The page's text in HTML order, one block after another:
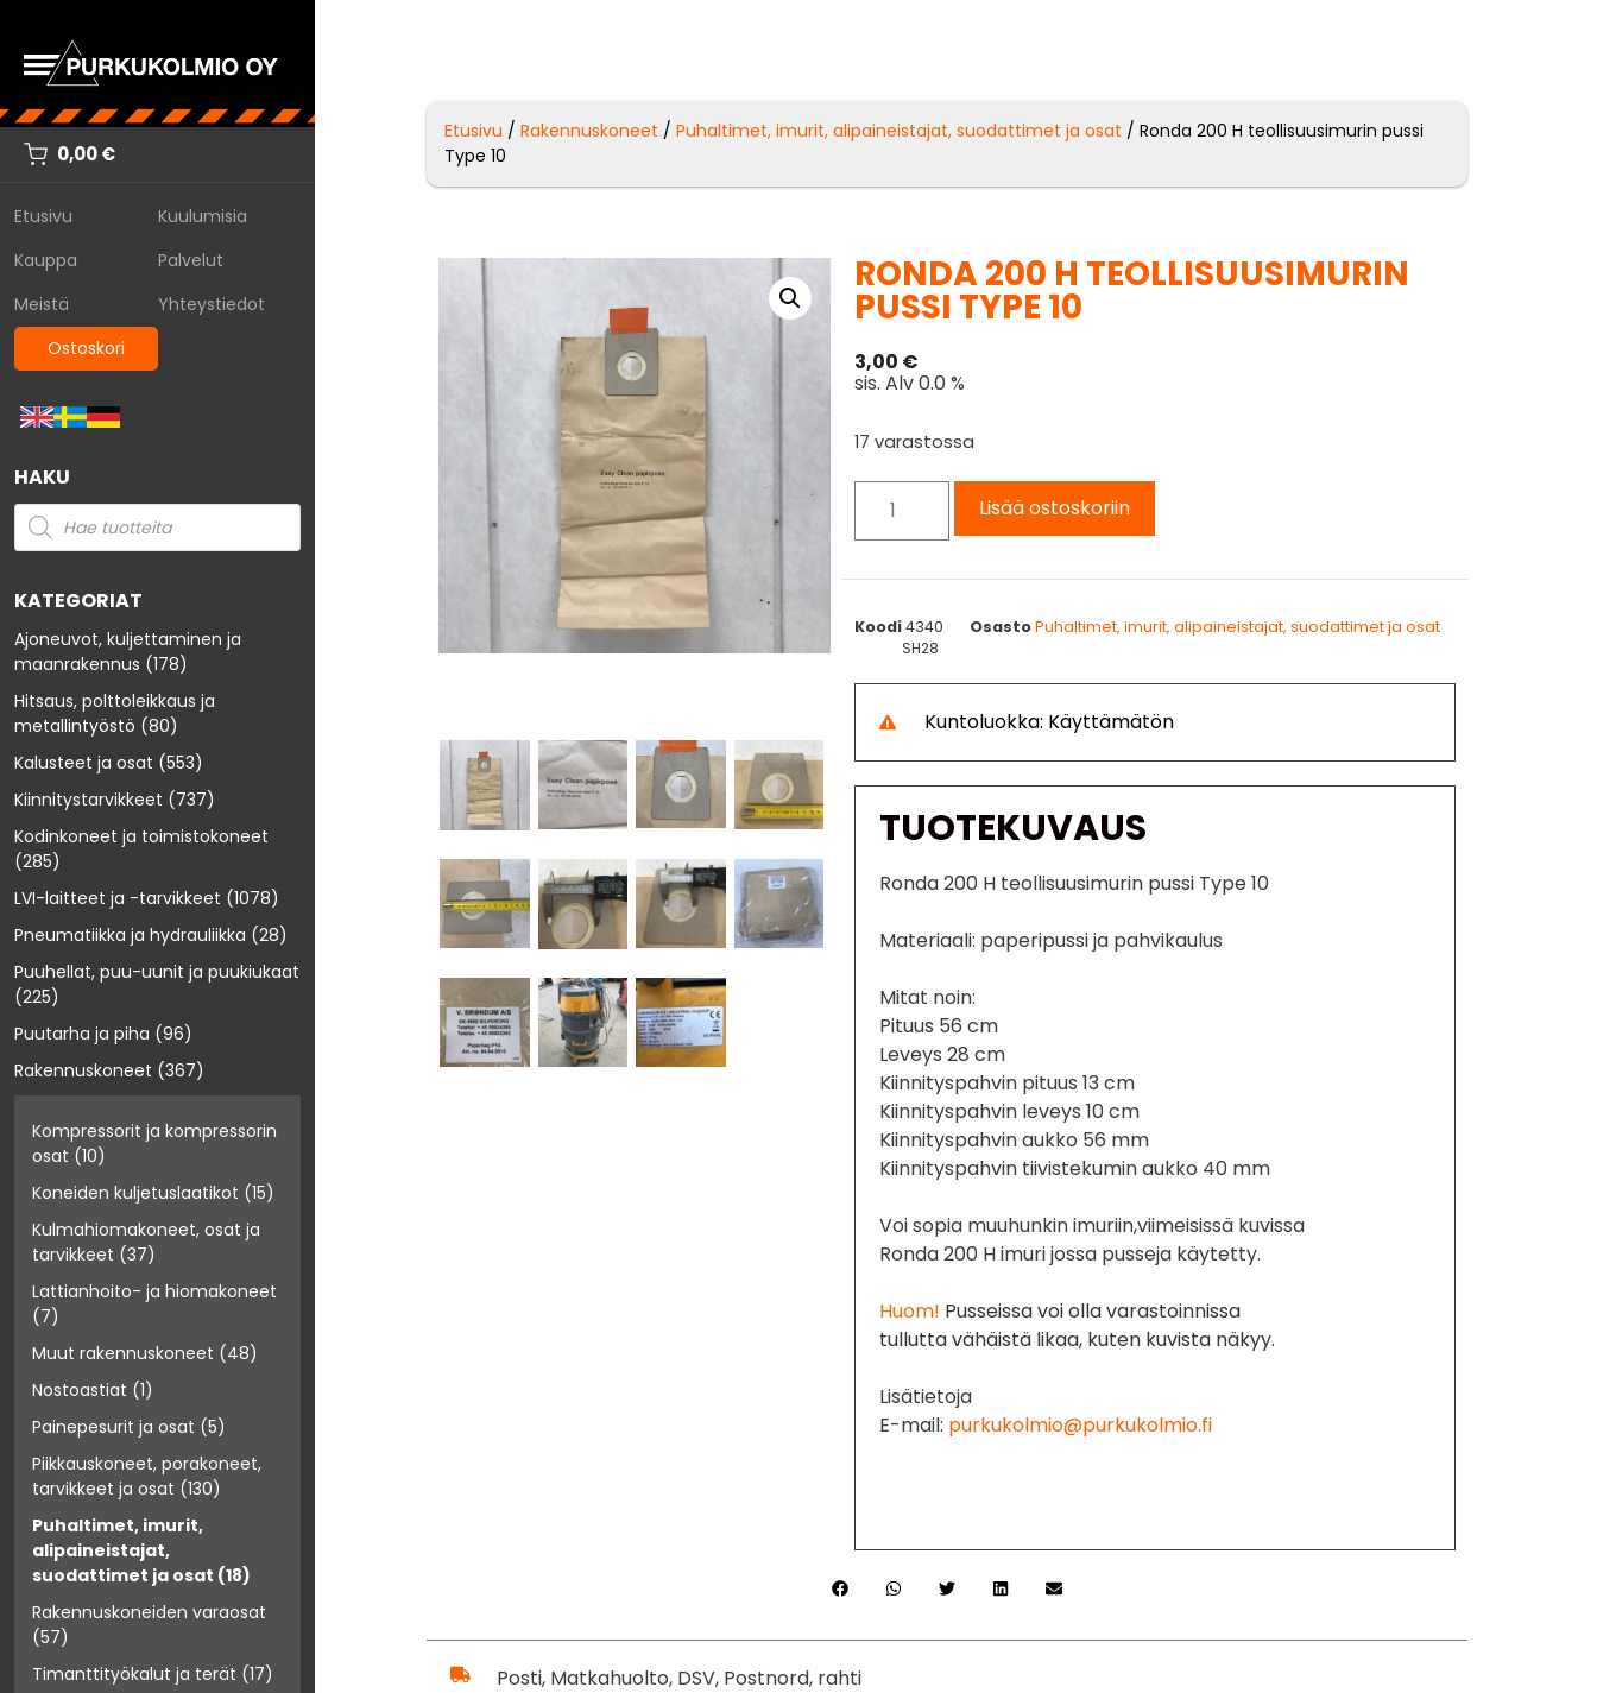
0,00€
Etusivu
Kuulumisia
Kauppa
Palvelut
Meistä
Yhteystiedot
Ostoskori
HAKU
KATEGORIAT
Ajoneuvot, kuljettaminen ja
maanrakennus (178)
Hitsaus, polttoleikkaus ja
metallintyöstö (80)
Kalusteet ja osat (553)
Kiinnitystarvikkeet (737)
Kodinkoneet ja toimistokoneet
(285)
LVI-laitteet ja -tarvikkeet (1078)
Pneumatiikka ja hydrauliikka (28)
Puuhellat, puu-uunit ja puukiukaat
(225)
Puutarha ja piha (96)
Rakennuskoneet (367)
Kompressorit ja kompressorin
osat (10)
Koneiden kuljetuslaatikot (15)
Kulmahiomakoneet, osat ja
tarvikkeet (37)
Lattianhoito- ja hiomakoneet
(7)
Muut rakennuskoneet (48)
Nostoastiat (1)
Painepesurit ja osat (5)
Piikkauskoneet, porakoneet,
tarvikkeet ja osat (130)
Puhaltimet, imurit,
alipaineistajat,
suodattimet ja osat (18)
Rakennuskoneiden varaosat
(57)
Timanttityökalut ja terät (17)
Etusivu /Rakennuskoneet /Puhaltimet, imurit, alipaineistajat, suodattimet ja osat / Ronda 200 H teollisuusimurin pussi
Type 10
RONDA 200 H TEOLLISUUSIMURIN
PUSSI TYPE 10
3,00 €
sis. Alv 0.0 %
17 varastossa
Lisää ostoskoriin
Koodi4340 Osasto Puhaltimet, imurit, alipaineistajat, suodattimet ja osat
SH28
Kuntoluokka: Käyttämätön
TUOTEKUVAUS
Ronda 200 H teollisuusimurin pussi Type 10
Materiaali: paperipussi ja pahvikaulus
Mitat noin:
Pituus 56 cm
Leveys 28 cm
Kiinnityspahvin pituus 13 cm
Kiinnityspahvin leveys 10 cm
Kiinnityspahvin aukko 56 mm
Kiinnityspahvin tiivistekumin aukko 40 mm
Voi sopia muuhunkin imuriin,viimeisissä kuvissa
Ronda 200 H imuri jossa pusseja käytetty.
Huom! Pusseissa voi olla varastoinnissa
tullutta vähäistä likaa, kuten kuvista näkyy.
Lisätietoja
E-mail: purkukolmio@purkukolmio.fi
Posti, Matkahuolto, DSV, Postnord, rahti